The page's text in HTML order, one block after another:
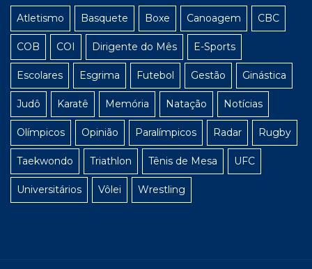
Atletismo Basquete Boxe Canoagem CBC
COB COI Dirigente do Mês E-Sports
Escolares Esgrima Futebol Gestão Ginástica
Judô Karatê Memória Natação Notícias
Olímpicos Opinião Paralímpicos Radar Rugby
Taekwondo Triathlon Tênis de Mesa UFC
Universitários Vôlei Wrestling